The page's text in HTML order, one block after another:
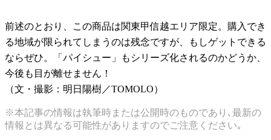
前述のとおり、この商品は関東甲信越エリア限定。購入でき
る地域が限られてしまうのは残念ですが、もしゲットできる
ならぜひ。「パイシュー」もシリーズ化されるのかどうか、
今後も目が離せません！
（文・撮影：明日陽樹／TOMOLO）
※本記事の情報は執筆時または公開時のものであり､最新の
情報とは異なる可能性がありますのでご注意ください｡